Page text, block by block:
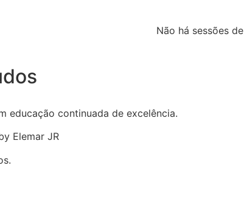
Não há sessões
educação continuada de excelência.
Elemar JR